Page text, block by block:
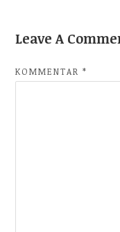
Leave A
KOMMENTAR*